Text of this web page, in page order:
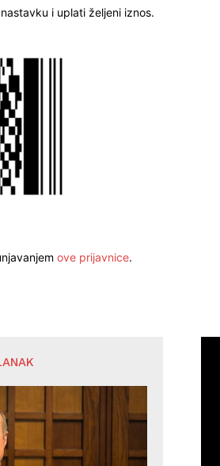
i uplati željeni iznos.
ove prijavnice.